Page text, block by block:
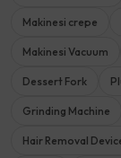
Makinesi crepe
Makinesi Vacuum
Dessert Fork
Grinding Machine
Hair Removal